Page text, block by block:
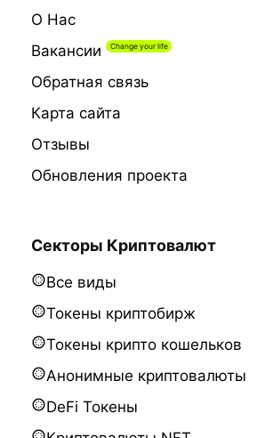
О Нас
Вакансии
Обратная связь
Карта сайта
Отзывы
Обновления проекта
Секторы Криптовалют
Все виды
Токены криптобирж
Токены крипто кошельков
Анонимные криптовалюты
DeFi Токены